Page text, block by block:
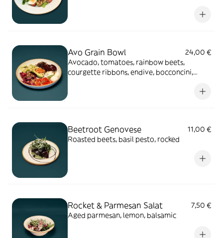
Avo Grain Bowl
24,00 €
Avocado, tomatoes, rainbow beets,
courgette ribbons, endive, bocconcini,
Beetroot Genovese
11,00 €
Roasted beets, basil pesto, rocked
Rocket & Parmesan Salat
7,50 €
Aged parmesan, lemon, balsamic